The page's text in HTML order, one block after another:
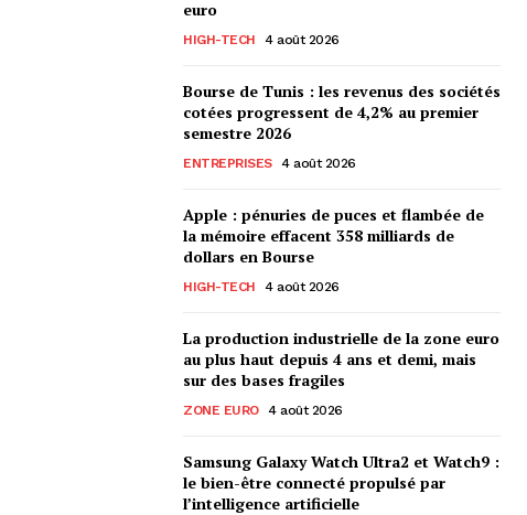
euro
HIGH-TECH 4 août 2026
Bourse de Tunis : les revenus des sociétés
cotées progressent de 4,2% au premier
semestre 2026
ENTREPRISES 4 août 2026
Apple : pénuries de puces et flambée de
la mémoire effacent 358 milliards de
dollars en Bourse
HIGH-TECH 4 août 2026
La production industrielle de la zone euro
au plus haut depuis 4 ans et demi, mais
sur des bases fragiles
ZONE EURO 4 août 2026
Samsung Galaxy Watch Ultra2 et Watch9 :
le bien-être connecté propulsé par
l’intelligence artificielle